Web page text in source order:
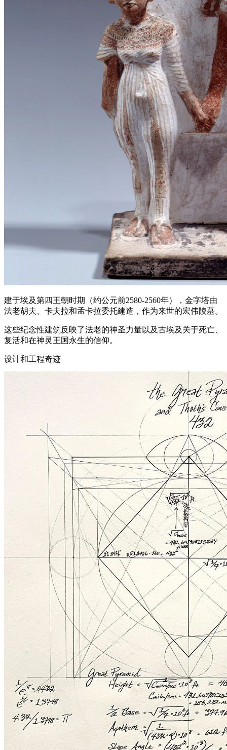
建于埃及第四王朝时期（约公元前2580-2560年），金字塔由
法老胡夫、卡夫拉和孟卡拉委托建造，作为来世的宏伟陵墓。
这些纪念性建筑反映了法老的神圣力量以及古埃及关于死亡、
复活和在神灵王国永生的信仰。
设计和工程奇迹